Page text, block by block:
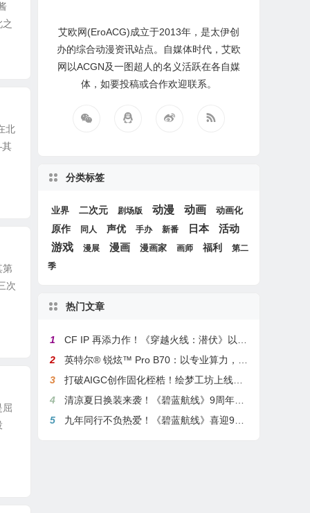
北
第
次
屈
艾欧网(EroACG)成立于2013年，是太伊创
办的综合动漫资讯站点。自媒体时代，艾欧
网以ACGN及一图超人的名义活跃在各自媒
体，如要投稿或合作欢迎联系。
分类标签
业界 二次元 剧场版 动漫 动画 动画化
原作 同人 声优 手办 新番 日本
活动
游戏
漫展 漫画 漫画家 画师 福利
第二
季
热门文章
1
CF IP 再添力作！《穿越火线：潜伏》以3A叙事重塑战术潜行玩法
2
英特尔® 锐炫™ Pro B70：以专业算力，解锁本地化AI部署与生产力新基准
3
打破AIGC创作固化桎梏！绘梦工坊上线绘梦画布dreamo赋能全场景自由创作
4
清凉夏日换装来袭！《碧蓝航线》9周年庆典活动第二弹今日正式上线
5
九年同行不负热爱！《碧蓝航线》喜迎9周岁生日 双向奔赴共赴新程